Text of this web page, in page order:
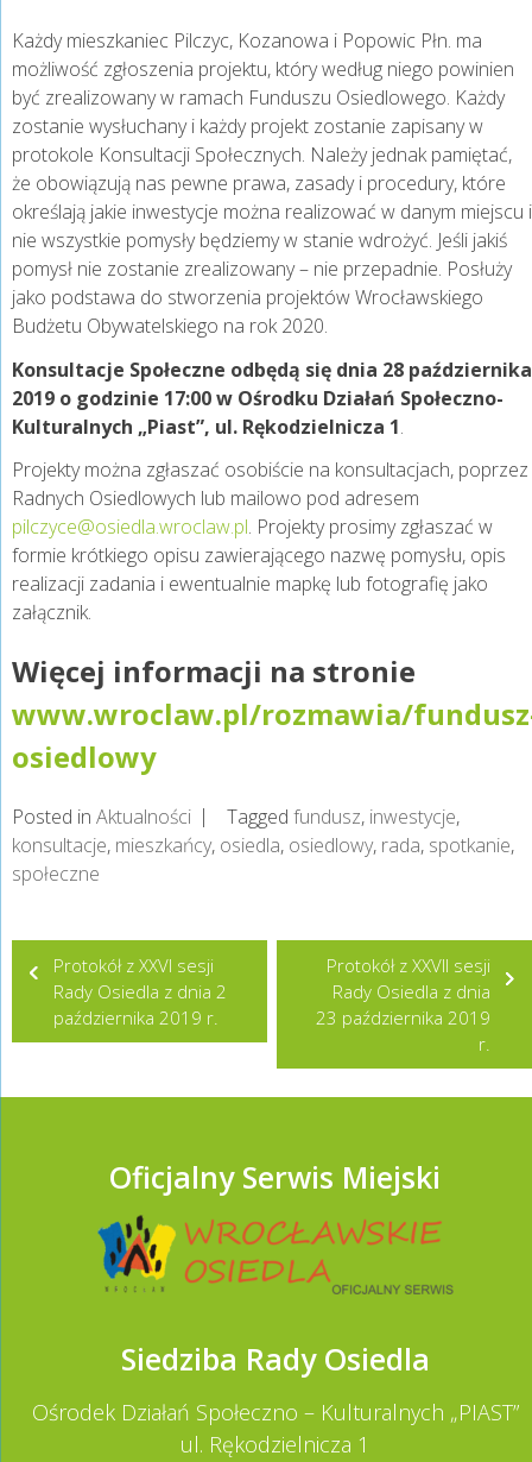
Każdy mieszkaniec Pilczyc, Kozanowa i Popowic Płn. ma
możliwość zgłoszenia projektu, który według niego powinien
być zrealizowany w ramach Funduszu Osiedlowego. Każdy
zostanie wysłuchany i każdy projekt zostanie zapisany w
protokole Konsultacji Społecznych. Należy jednak pamiętać,
że obowiązują nas pewne prawa, zasady i procedury, które
określają jakie inwestycje można realizować w danym miejscu i
nie wszystkie pomysły będziemy w stanie wdrożyć. Jeśli jakiś
pomysł nie zostanie zrealizowany – nie przepadnie. Posłuży
jako podstawa do stworzenia projektów Wrocławskiego
Budżetu Obywatelskiego na rok 2020.
Konsultacje Społeczne odbędą się dnia 28 października
2019 o godzinie 17:00 w Ośrodku Działań Społeczno-
Kulturalnych „Piast”, ul. Rękodzielnicza 1.
Projekty można zgłaszać osobiście na konsultacjach, poprzez
Radnych Osiedlowych lub mailowo pod adresem
pilczyce@osiedla.wroclaw.pl. Projekty prosimy zgłaszać w
formie krótkiego opisu zawierającego nazwę pomysłu, opis
realizacji zadania i ewentualnie mapkę lub fotografię jako
załącznik.
Więcej informacji na stronie
www.wroclaw.pl/rozmawia/
osiedlowy
Posted in Aktualności Tagged fundusz, inwestycje,
konsultacje, mieszkańcy, osiedla, osiedlowy, rada, spotkanie,
społeczne
Nawigacja
wpisu
Protokół z XXVI sesji
Rady Osiedla z dnia 2
października 2019 r.
Protokół z XXVII sesji
Rady Osiedla z dnia
23 października 2019
r.
Oficjalny Serwis Miejski
Siedziba Rady Osiedla
Ośrodek Działań Społeczno – Kulturalnych „PIAST”
ul. Rękodzielnicza 1